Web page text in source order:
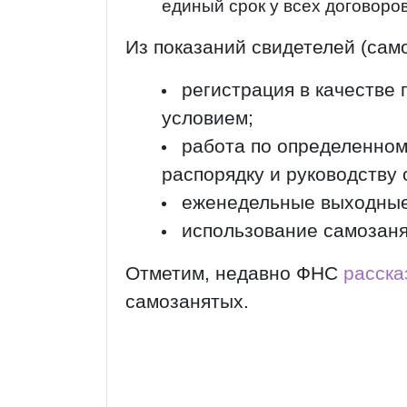
единый срок у всех
Из показаний свидетелей
регистрация в
условием;
работа по
распорядку и руководству
еженедельные
использование
Отметим, недавно ФНС
самозанятых.